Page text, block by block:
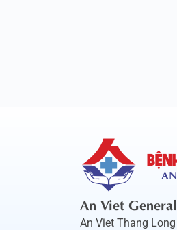
An Viet
An Viet Thang